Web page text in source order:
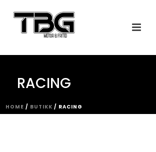
RACING
HOME / BUTIKK / RACING